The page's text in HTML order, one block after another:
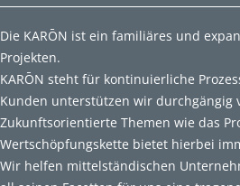
Die KARŌN ist ein familiäres und
Projekten.
KARŌN steht für kontinuierliche
Kunden unterstützen wir durchgängig
Zukunftsorientierte Themen wie das
Wertschöpfungskette bietet hierbei
Wir helfen mittelständischen